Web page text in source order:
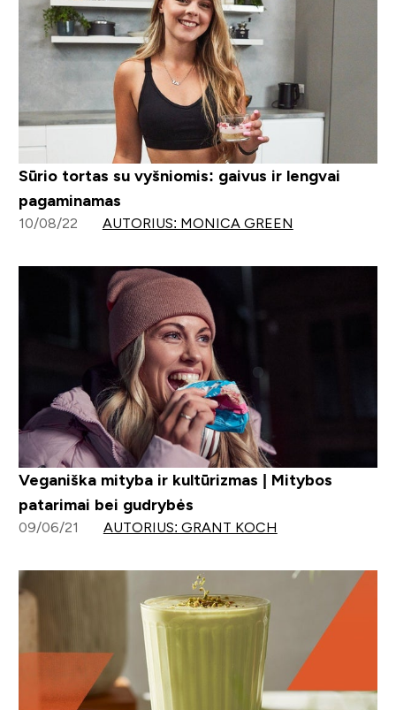
Sūrio tortas su vyšniomis: gaivus ir lengvai
pagaminamas
10/08/22 AUTORIUS: MONICA GREEN
Veganiška mityba ir kultūrizmas | Mitybos
patarimai bei gudrybės
09/06/21 AUTORIUS: GRANT KOCH